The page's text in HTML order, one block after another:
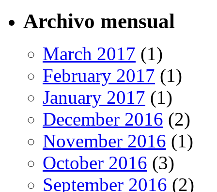
Archivo mensual
March 2017 (1)
February 2017 (1)
January 2017 (1)
December 2016 (2)
November 2016 (1)
October 2016 (3)
September 2016 (2)